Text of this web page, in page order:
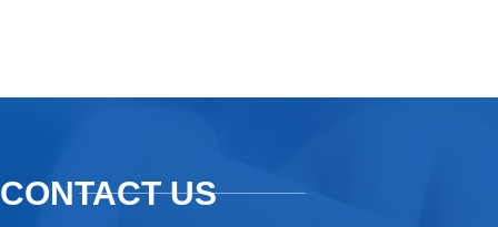
CONTACT US